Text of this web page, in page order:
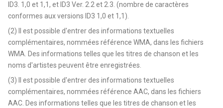
ID3. 1,0 et 1,1, et ID3 Ver. 2.2 et 2.3. (nombre de caractères
conformes aux versions ID3 1,0 et 1,1).
(2) Il est possible d'entrer des informations textuelles
complémentaires, nommées référence WMA, dans les fichiers
WMA. Des informations telles que les titres de chanson et les
noms d'artistes peuvent être enregistrées.
(3) Il est possible d'entrer des informations textuelles
complémentaires, nommées référence AAC, dans les fichiers
AAC. Des informations telles que les titres de chanson et les